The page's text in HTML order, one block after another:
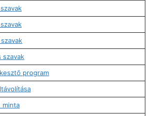
szavak
program
minta